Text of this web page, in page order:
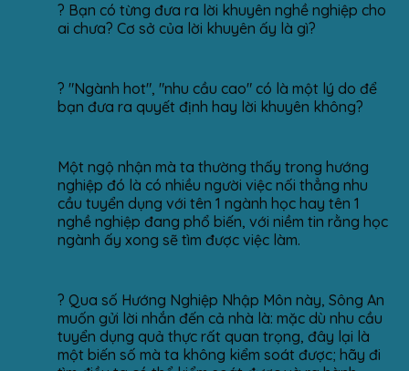
? Bạn có từng đưa ra lời khuyên nghề nghiệp cho
ai chưa? Cơ sở của lời khuyên ấy là gì?
? "Ngành hot", "nhu cầu cao" có là một lý do để
bạn đưa ra quyết định hay lời khuyên không?
Một ngộ nhận mà ta thường thấy trong hướng
nghiệp đó là có nhiều người việc nối thẳng nhu
cầu tuyển dụng với tên 1 ngành học hay tên 1
nghề nghiệp đang phổ biến, với niềm tin rằng học
ngành ấy xong sẽ tìm được việc làm.
? Qua số Hướng Nghiệp Nhập Môn này, Sông An
muốn gửi lời nhắn đến cả nhà là: mặc dù nhu cầu
tuyển dụng quả thực rất quan trọng, đây lại là
một biến số mà ta không kiểm soát được; hãy đi